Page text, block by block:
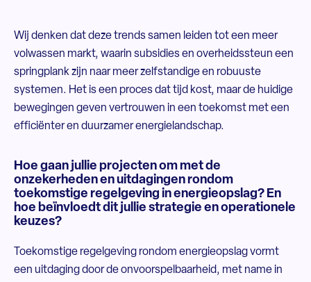
Wij denken dat deze trends samen leiden tot een meer
volwassen markt, waarin subsidies en overheidssteun een
springplank zijn naar meer zelfstandige en robuuste
systemen. Het is een proces dat tijd kost, maar de huidige
bewegingen geven vertrouwen in een toekomst met een
efficiënter en duurzamer energielandschap.
Hoe gaan jullie projecten om met de
onzekerheden en uitdagingen rondom
toekomstige regelgeving in energieopslag? En
hoe beïnvloedt dit jullie strategie en operationele
keuzes?
Toekomstige regelgeving rondom energieopslag vormt
een uitdaging door de onvoorspelbaarheid, met name in